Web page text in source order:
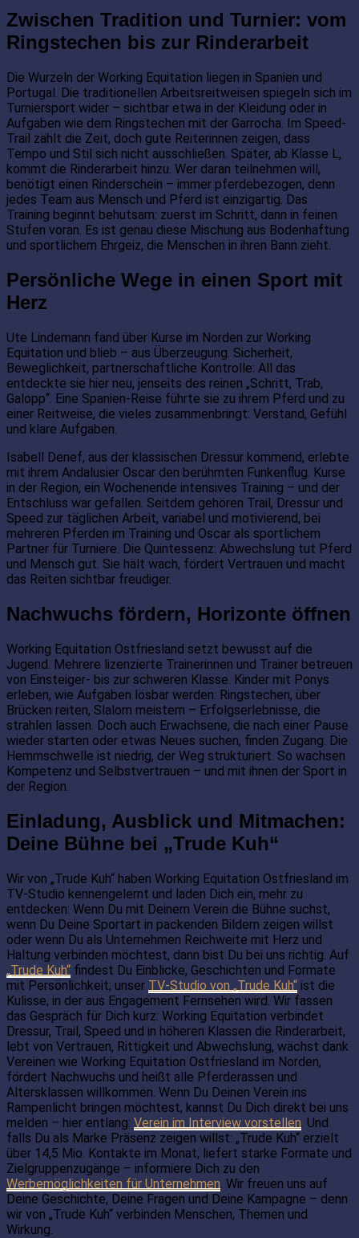
Zwischen Tradition und Turnier: vom
Ringstechen bis zur Rinderarbeit
Die Wurzeln der Working Equitation liegen in Spanien und
Portugal. Die traditionellen Arbeitsreitweisen spiegeln sich im
Turniersport wider – sichtbar etwa in der Kleidung oder in
Aufgaben wie dem Ringstechen mit der Garrocha. Im Speed-
Trail zählt die Zeit, doch gute Reiterinnen zeigen, dass
Tempo und Stil sich nicht ausschließen. Später, ab Klasse L,
kommt die Rinderarbeit hinzu. Wer daran teilnehmen will,
benötigt einen Rinderschein – immer pferdebezogen, denn
jedes Team aus Mensch und Pferd ist einzigartig. Das
Training beginnt behutsam: zuerst im Schritt, dann in feinen
Stufen voran. Es ist genau diese Mischung aus Bodenhaftung
und sportlichem Ehrgeiz, die Menschen in ihren Bann zieht.
Persönliche Wege in einen Sport mit
Herz
Ute Lindemann fand über Kurse im Norden zur Working
Equitation und blieb – aus Überzeugung. Sicherheit,
Beweglichkeit, partnerschaftliche Kontrolle: All das
entdeckte sie hier neu, jenseits des reinen „Schritt, Trab,
Galopp“. Eine Spanien-Reise führte sie zu ihrem Pferd und zu
einer Reitweise, die vieles zusammenbringt: Verstand, Gefühl
und klare Aufgaben.
Isabell Denef, aus der klassischen Dressur kommend, erlebte
mit ihrem Andalusier Oscar den berühmten Funkenflug. Kurse
in der Region, ein Wochenende intensives Training – und der
Entschluss war gefallen. Seitdem gehören Trail, Dressur und
Speed zur täglichen Arbeit, variabel und motivierend, bei
mehreren Pferden im Training und Oscar als sportlichem
Partner für Turniere. Die Quintessenz: Abwechslung tut Pferd
und Mensch gut. Sie hält wach, fördert Vertrauen und macht
das Reiten sichtbar freudiger.
Nachwuchs fördern, Horizonte öffnen
Working Equitation Ostfriesland setzt bewusst auf die
Jugend. Mehrere lizenzierte Trainerinnen und Trainer betreuen
von Einsteiger- bis zur schweren Klasse. Kinder mit Ponys
erleben, wie Aufgaben lösbar werden: Ringstechen, über
Brücken reiten, Slalom meistern – Erfolgserlebnisse, die
strahlen lassen. Doch auch Erwachsene, die nach einer Pause
wieder starten oder etwas Neues suchen, finden Zugang. Die
Hemmschwelle ist niedrig, der Weg strukturiert. So wachsen
Kompetenz und Selbstvertrauen – und mit ihnen der Sport in
der Region.
Einladung, Ausblick und Mitmachen:
Deine Bühne bei „Trude Kuh“
Wir von „Trude Kuh“ haben Working Equitation Ostfriesland im
TV-Studio kennengelernt und laden Dich ein, mehr zu
entdecken: Wenn Du mit Deinem Verein die Bühne suchst,
wenn Du Deine Sportart in packenden Bildern zeigen willst
oder wenn Du als Unternehmen Reichweite mit Herz und
Haltung verbinden möchtest, dann bist Du bei uns richtig. Auf
„Trude Kuh“ findest Du Einblicke, Geschichten und Formate
mit Persönlichkeit; unser TV-Studio von „Trude Kuh“ ist die
Kulisse, in der aus Engagement Fernsehen wird. Wir fassen
das Gespräch für Dich kurz: Working Equitation verbindet
Dressur, Trail, Speed und in höheren Klassen die Rinderarbeit,
lebt von Vertrauen, Rittigkeit und Abwechslung, wächst dank
Vereinen wie Working Equitation Ostfriesland im Norden,
fördert Nachwuchs und heißt alle Pferderassen und
Altersklassen willkommen. Wenn Du Deinen Verein ins
Rampenlicht bringen möchtest, kannst Du Dich direkt bei uns
melden – hier entlang: Verein im Interview vorstellen . Und
falls Du als Marke Präsenz zeigen willst: „Trude Kuh“ erzielt
über 14,5 Mio. Kontakte im Monat, liefert starke Formate und
Zielgruppenzugänge – informiere Dich zu den
Werbemöglichkeiten für Unternehmen . Wir freuen uns auf
Deine Geschichte, Deine Fragen und Deine Kampagne – denn
wir von „Trude Kuh“ verbinden Menschen, Themen und
Wirkung.